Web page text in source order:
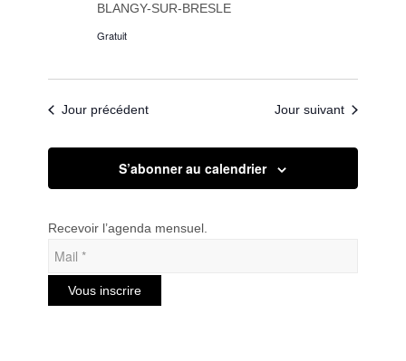
BLANGY-SUR-BRESLE
Gratuit
Jour précédent Jour suivant
S’abonner au calendrier
Recevoir l’agenda mensuel.